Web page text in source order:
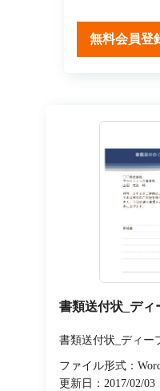
無料会員登
書類送付状_ディ
書類送付状_ディー
ファイル形式：
更新日：2017/02/03